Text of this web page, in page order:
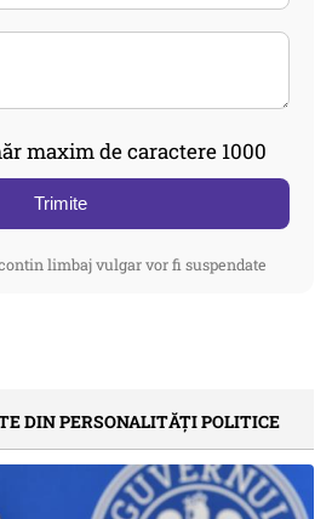
maxim de caractere 1000
Trimite
limbaj vulgar vor fi suspendate
DIN PERSONALITĂȚI POLITICE